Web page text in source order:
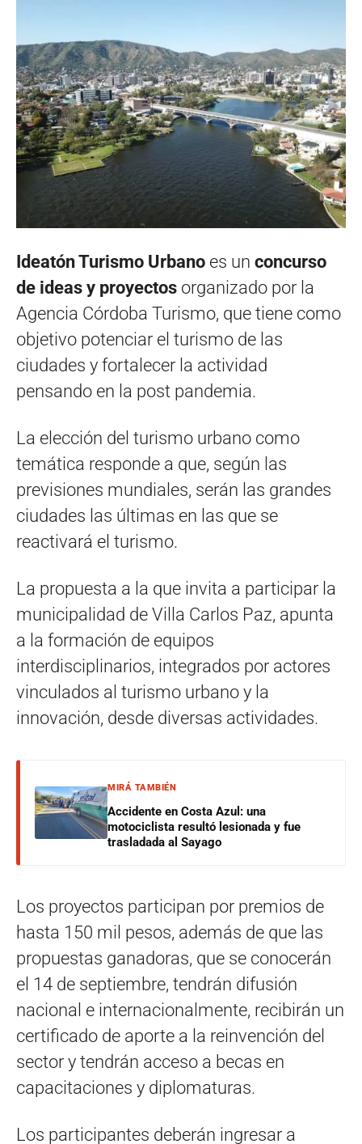
Ideatón Turismo Urbano es un concurso
de ideas y proyectos organizado por la
Agencia Córdoba Turismo, que tiene como
objetivo potenciar el turismo de las
ciudades y fortalecer la actividad
pensando en la post pandemia.
La elección del turismo urbano como
temática responde a que, según las
previsiones mundiales, serán las grandes
ciudades las últimas en las que se
reactivará el turismo.
La propuesta a la que invita a participar la
municipalidad de Villa Carlos Paz, apunta
a la formación de equipos
interdisciplinarios, integrados por actores
vinculados al turismo urbano y la
innovación, desde diversas actividades.
MIRÁ TAMBIÉN
Accidente en Costa Azul: una
motociclista resultó lesionada y fue
trasladada al Sayago
Los proyectos participan por premios de
hasta 150 mil pesos, además de que las
propuestas ganadoras, que se conocerán
el 14 de septiembre, tendrán difusión
nacional e internacionalmente, recibirán un
certificado de aporte a la reinvención del
sector y tendrán acceso a becas en
capacitaciones y diplomaturas.
Los participantes deberán ingresar a